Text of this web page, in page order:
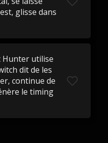
glisse dans
Hunter utilise
dit de les
continue de
le timing